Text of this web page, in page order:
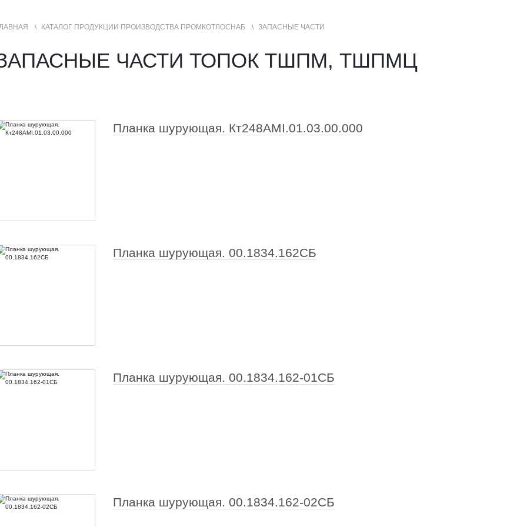
КАТАЛОГ ПРОДУКЦИИ ПРОИЗВОДСТВА ПРОМКОТЛОСНАБ ЗАПАСНЫЕ ЧАСТИ
ЧАСТИ ТОПОК ТШПМ, ТШПМЦ
Планка шурующая. Кт248АМI.01.03.00.000
Планка шурующая. 00.1834.162СБ
Планка шурующая. 00.1834.162-01СБ
Планка шурующая. 00.1834.162-02СБ